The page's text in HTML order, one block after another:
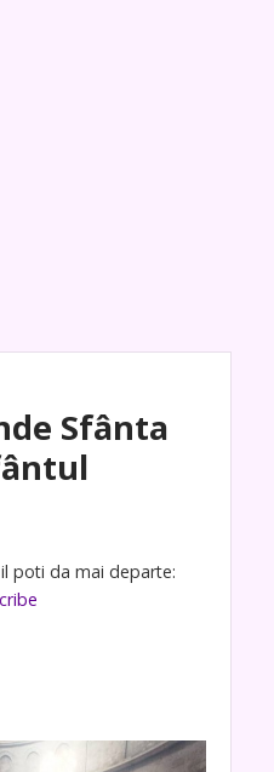
Sfânta
poti da mai departe: